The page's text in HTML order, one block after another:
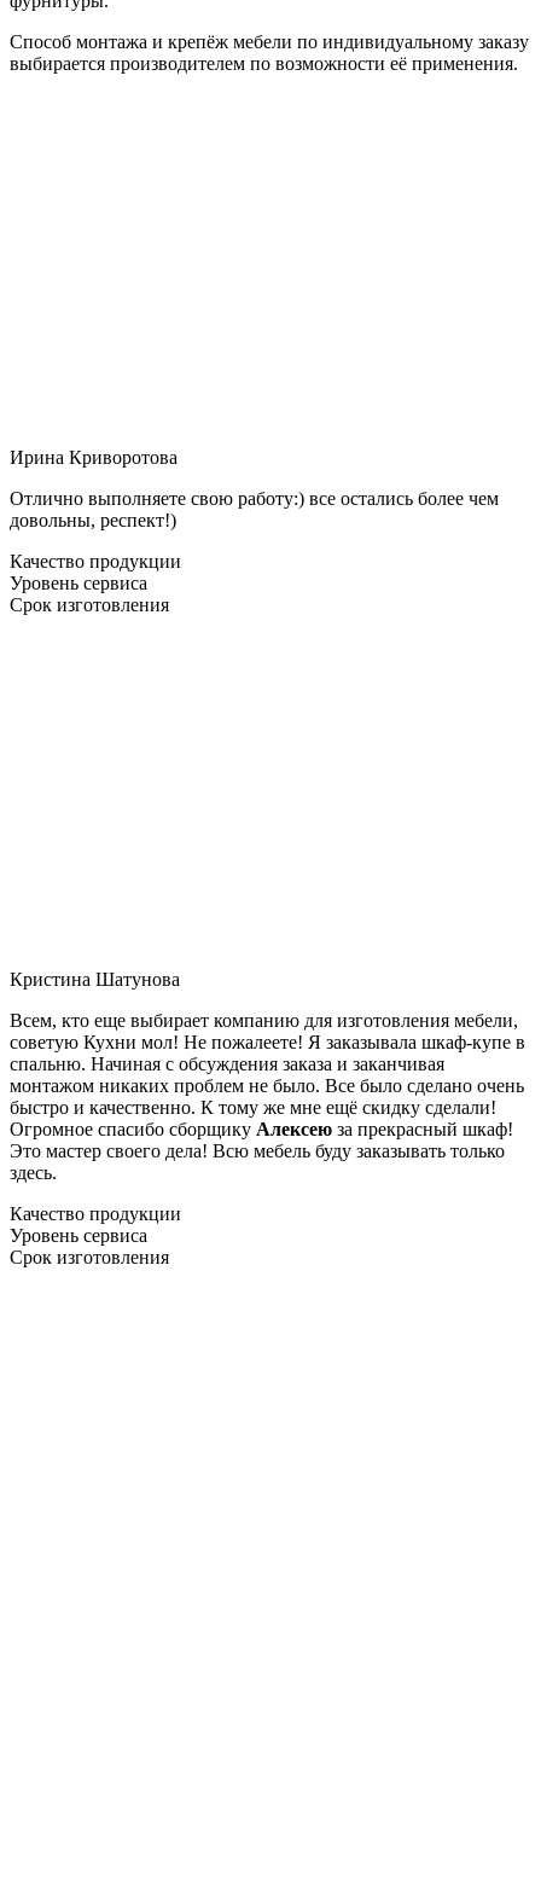
Способ монтажа и крепёж мебели по индивидуальному заказу
выбирается производителем по возможности её применения.
Ирина Криворотова
Отлично выполняете свою работу:) все остались более чем
довольны, респект!)
Качество продукции
Уровень сервиса
Срок изготовления
Кристина Шатунова
Всем, кто еще выбирает компанию для изготовления мебели,
советую Кухни мол! Не пожалеете! Я заказывала шкаф-купе в
спальню. Начиная с обсуждения заказа и заканчивая
монтажом никаких проблем не было. Все было сделано очень
быстро и качественно. К тому же мне ещё скидку сделали!
Огромное спасибо сборщику Алексею за прекрасный шкаф!
Это мастер своего дела! Всю мебель буду заказывать только
здесь.
Качество продукции
Уровень сервиса
Срок изготовления